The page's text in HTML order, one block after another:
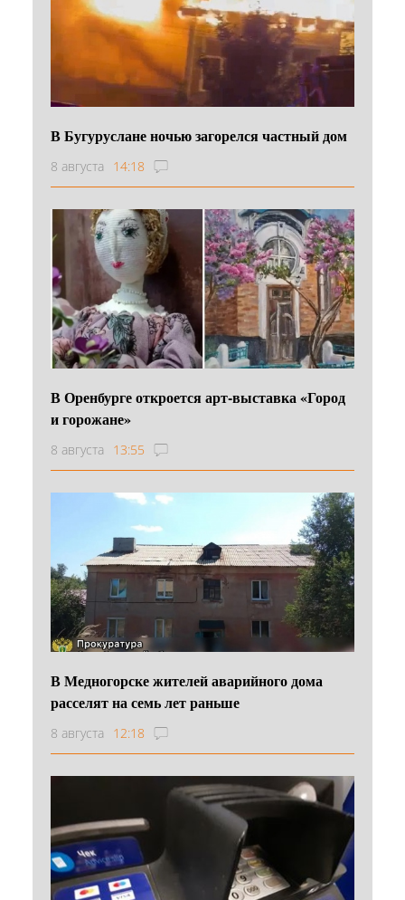
В Бугуруслане ночью загорелся частный дом
8 августа 14:18
В Оренбурге откроется арт-выставка «Город
и горожане»
8 августа 13:55
В Медногорске жителей аварийного дома
расселят на семь лет раньше
8 августа 12:18